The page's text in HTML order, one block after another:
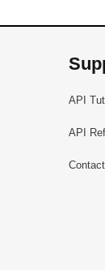
API
API